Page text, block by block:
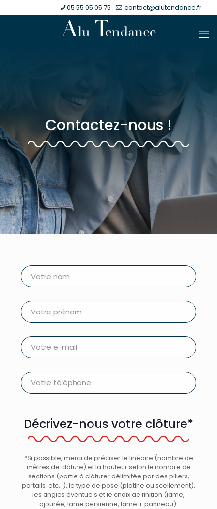
05 55 05 05 75 contact@alutendance.fr
Contactez-nous !
Décrivez-nous votre clôture*
*Si possible, merci de préciser le linéaire (nombre de
mètres de clôture) et la hauteur selon le nombre de
sections (partie à clôturer délimitée par des piliers,
portails, etc,..), le type de pose (platine ou scellement),
les angles éventuels et le choix de finition (lame,
ajourée, lame persienne, lame + panneau).